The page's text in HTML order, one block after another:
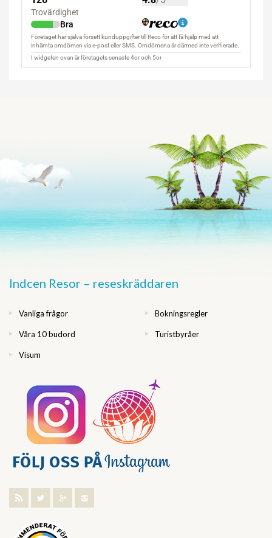
Indcen Resor – reseskräddaren
Vanliga frågor Bokningsregler
Våra 10 budord Turistbyråer
Visum